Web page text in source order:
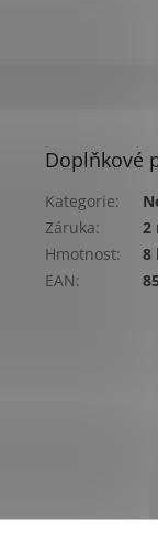
Doplňkové
Kategorie:
Záruka:
2
Hmotnost:
8
EAN: